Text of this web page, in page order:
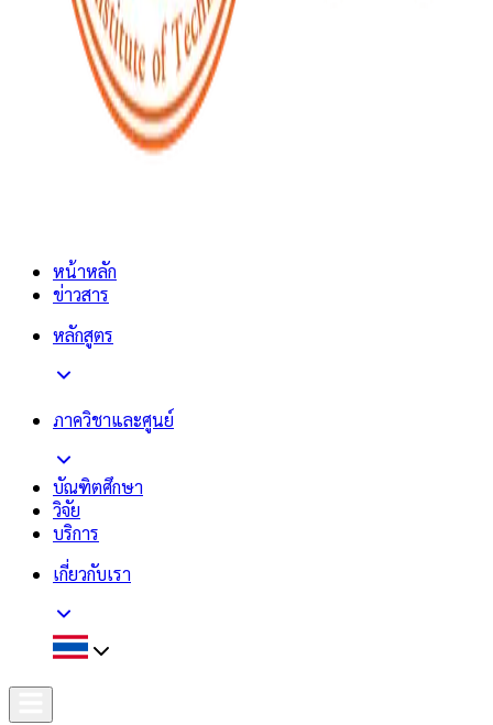
หน้าหลัก
ข่าวสาร
หลักสูตร
ภาควิชาและศูนย์
บัณฑิตศึกษา
วิจัย
บริการ
เกี่ยวกับเรา